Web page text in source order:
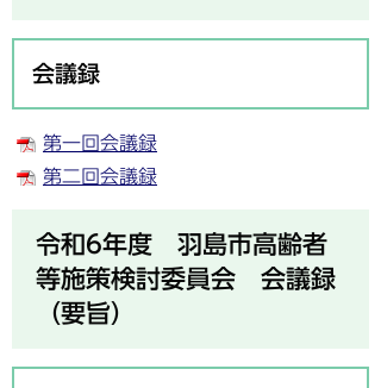
会議録
第一回会議録
第二回会議録
令和6年度 羽島市高齢者
等施策検討委員会 会議録
（要旨）